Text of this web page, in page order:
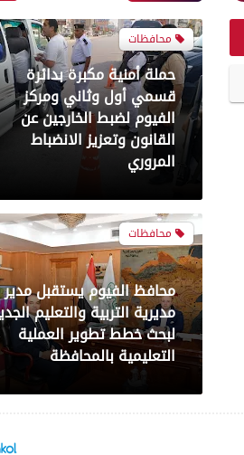
محافظات
حملة أمنية مكبرة بدائرة
قسمي أول وثاني ومركز
الفيوم لضبط الخارجين عن
القانون وتعزيز الانضباط
المروري
محافظات
محافظ الفيوم يستقبل مدير
مديرية التربية والتعليم
لبحث خطط تطوير العملية
التعليمية بالمحافظة